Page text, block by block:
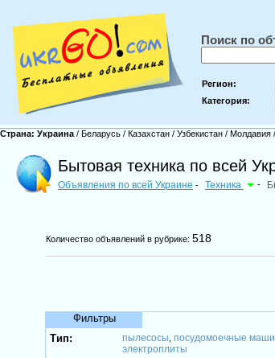
Поиск по
Регион:
Категория:
Страна: Украина / Беларусь / Казахстан / Узбекистан / Молдавия /
Бытовая техника по всей
Объявления по всей Украине - Техника -
Количество объявлений в рубрике:518
Фильтры
Тип:
пылесосы ,посудомоечные
электроплиты